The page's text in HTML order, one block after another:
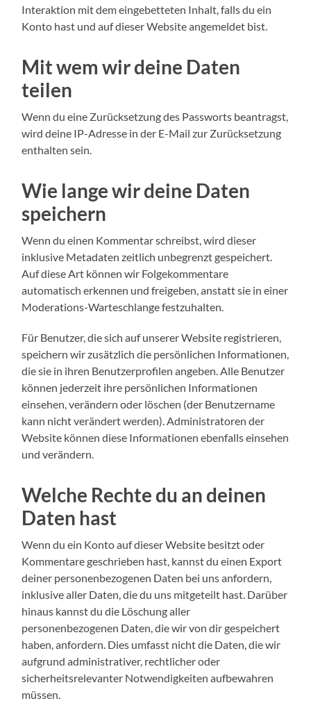
Interaktion mit dem eingebetteten Inhalt, falls du ein
Konto hast und auf dieser Website angemeldet bist.
Mit wem wir deine Daten
teilen
Wenn du eine Zurücksetzung des Passworts beantragst,
wird deine IP-Adresse in der E-Mail zur Zurücksetzung
enthalten sein.
Wie lange wir deine Daten
speichern
Wenn du einen Kommentar schreibst, wird dieser
inklusive Metadaten zeitlich unbegrenzt gespeichert.
Auf diese Art können wir Folgekommentare
automatisch erkennen und freigeben, anstatt sie in einer
Moderations-Warteschlange festzuhalten.
Für Benutzer, die sich auf unserer Website registrieren,
speichern wir zusätzlich die persönlichen Informationen,
die sie in ihren Benutzerprofilen angeben. Alle Benutzer
können jederzeit ihre persönlichen Informationen
einsehen, verändern oder löschen (der Benutzername
kann nicht verändert werden). Administratoren der
Website können diese Informationen ebenfalls einsehen
und verändern.
Welche Rechte du an deinen
Daten hast
Wenn du ein Konto auf dieser Website besitzt oder
Kommentare geschrieben hast, kannst du einen Export
deiner personenbezogenen Daten bei uns anfordern,
inklusive aller Daten, die du uns mitgeteilt hast. Darüber
hinaus kannst du die Löschung aller
personenbezogenen Daten, die wir von dir gespeichert
haben, anfordern. Dies umfasst nicht die Daten, die wir
aufgrund administrativer, rechtlicher oder
sicherheitsrelevanter Notwendigkeiten aufbewahren
müssen.